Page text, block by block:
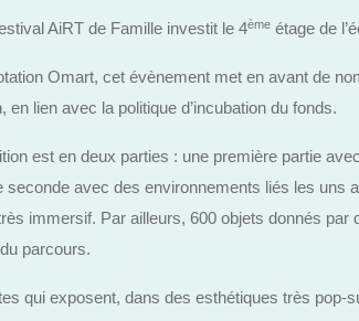
AiRT de Famille investit le 4ème étage de
Omart, cet évènement met en avant de
en lien avec la politique d’incubation du fonds.
est en deux parties : une première partie
seconde avec des environnements liés les uns
immersif. Par ailleurs, 600 objets donnés par
parcours.
qui exposent, dans des esthétiques très pop-